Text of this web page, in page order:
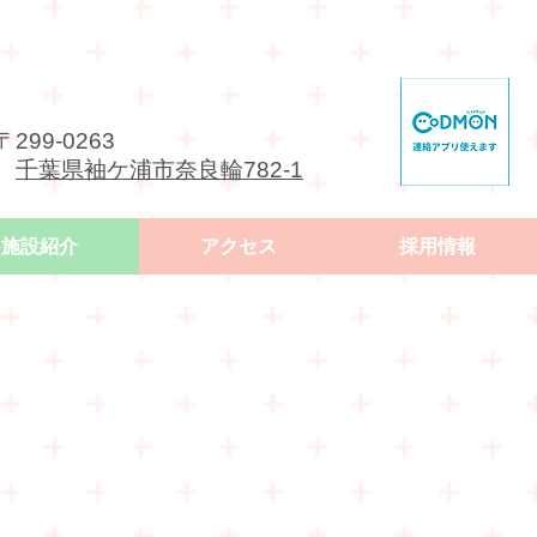
299-0263
千葉県袖ケ浦市奈良輪782-1
施設紹介 アクセス 採用情報